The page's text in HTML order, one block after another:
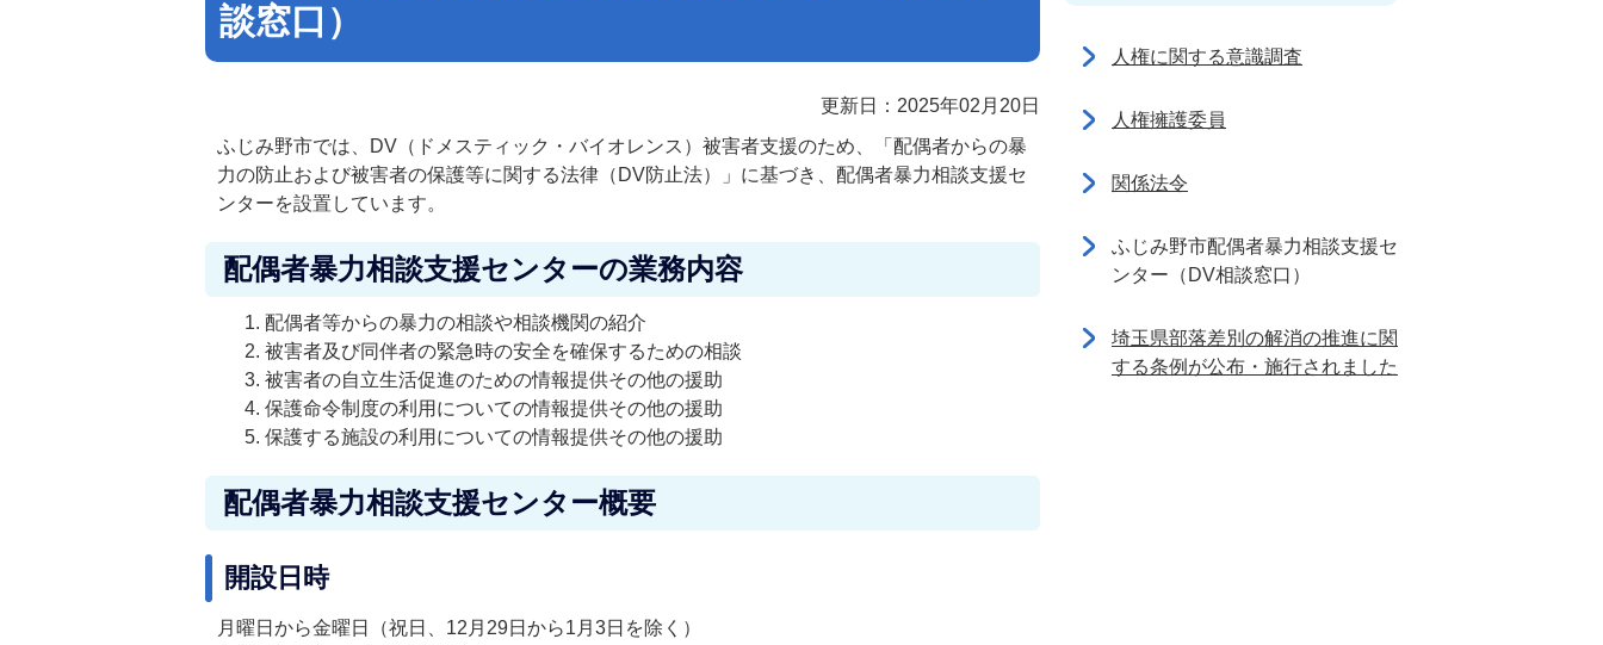
談窓口）
更新日：2025年02月20日
ふじみ野市では、DV（ドメスティック・バイオレンス）被害者支援のため、「配偶者からの暴
力の防止および被害者の保護等に関する法律（DV防止法）」に基づき、配偶者暴力相談支援セ
ンターを設置しています。
配偶者暴力相談支援センターの業務内容
配偶者等からの暴力の相談や相談機関の紹介
被害者及び同伴者の緊急時の安全を確保するための相談
被害者の自立生活促進のための情報提供その他の援助
保護命令制度の利用についての情報提供その他の援助
保護する施設の利用についての情報提供その他の援助
配偶者暴力相談支援センター概要
開設日時
月曜日から金曜日（祝日、12月29日から1月3日を除く）
人権に関する意識調査
人権擁護委員
関係法令
ふじみ野市配偶者暴力相談支援セ
ンター（DV相談窓口）
埼玉県部落差別の解消の推進に関
する条例が公布・施行されました